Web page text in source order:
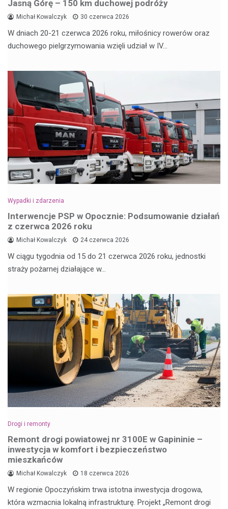
Jasną Górę – 150 km duchowej podróży
Michał Kowalczyk 30 czerwca 2026
W dniach 20-21 czerwca 2026 roku, miłośnicy rowerów oraz
duchowego pielgrzymowania wzięli udział w IV…
Wypadki i zdarzenia
Interwencje PSP w Opocznie: Podsumowanie działań
z czerwca 2026 roku
Michał Kowalczyk 24 czerwca 2026
W ciągu tygodnia od 15 do 21 czerwca 2026 roku, jednostki
straży pożarnej działające w…
Drogi i remonty
Remont drogi powiatowej nr 3100E w Gapininie –
inwestycja w komfort i bezpieczeństwo
mieszkańców
Michał Kowalczyk 18 czerwca 2026
W regionie Opoczyńskim trwa istotna inwestycja drogowa,
która wzmacnia lokalną infrastrukturę. Projekt „Remont drogi